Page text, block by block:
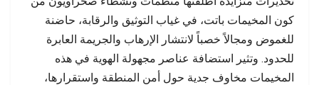
كون المخيمات باتت، في غياب التوثيق والرقابة، حاضنة
للغموض ومجالاً خصباً لانتشار الإرهاب والجريمة العابرة
للحدود. وتثير استضافة عناصر مجهولة الهوية في هذه
المخيمات مخاوف جدية حول أمن المنطقة واستقرارها،